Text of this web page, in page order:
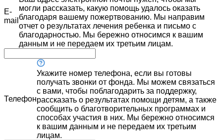
E-
mail
могли рассказать, какую помощь удалось оказать
благодаря вашему пожертвованию. Мы направим
отчет о результатах лечения ребенка и письмо с
благодарностью. Мы бережно относимся к вашим
данным и не передаем их третьим лицам.
Телефон
Укажите номер телефона, если вы готовы
получать звонки от фонда. Мы можем связаться
с вами, чтобы поблагодарить за поддержку,
рассказать о результатах помощи детям, а также
сообщить о благотворительных программах и
способах участия в них. Мы бережно относимся
к вашим данным и не передаем их третьим
лицам.